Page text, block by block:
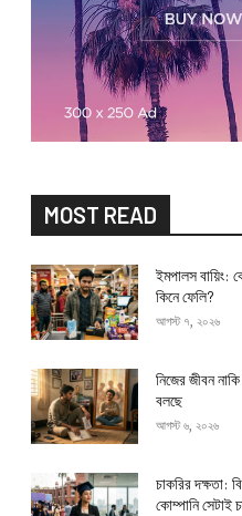
MOST READ
ইমপালস বায়িং:
কিনে ফেলি?
আগস্ট ৭, ২০২৬
নিজের জীবন
বলছে
আগস্ট ৬, ২০২৬
চাকরির দক্ষতা:
কোম্পানি সেটাই